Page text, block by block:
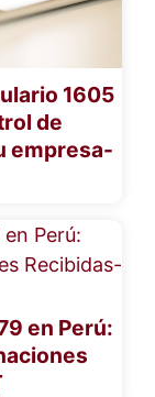
1605
de
empresa-
en Perú: